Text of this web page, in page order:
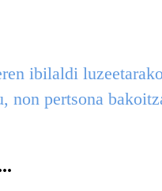
ibilaldi
non pertsona